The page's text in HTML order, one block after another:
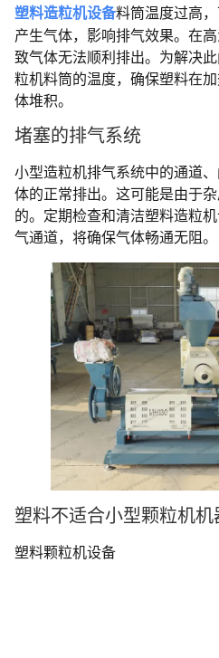
塑料造粒机设备料筒温度过高
产生气体，影响排气效果。在
致气体无法顺利排出。为解决
粒机料筒的温度，确保塑料在
体堆积。
堵塞的排气系统
小型造粒机排气系统中的通道
体的正常排出。这可能是由于
的。定期检查和清洁塑料造粒
气通道，将确保气体畅通无阻。
塑料不适合小型颗粒机机
塑料颗粒机设备